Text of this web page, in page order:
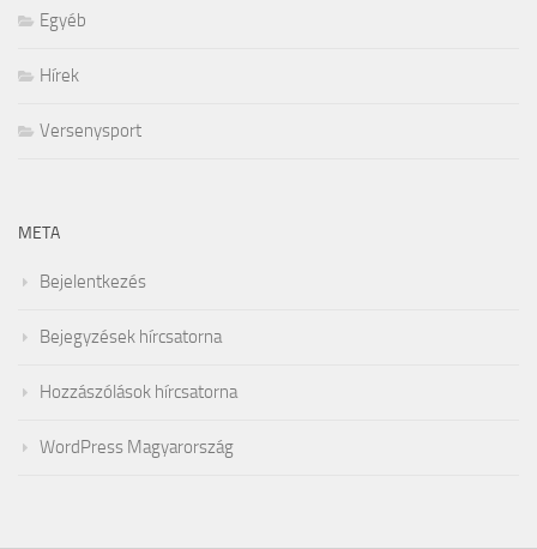
Egyéb
Hírek
Versenysport
META
Bejelentkezés
Bejegyzések hírcsatorna
Hozzászólások hírcsatorna
WordPress Magyarország